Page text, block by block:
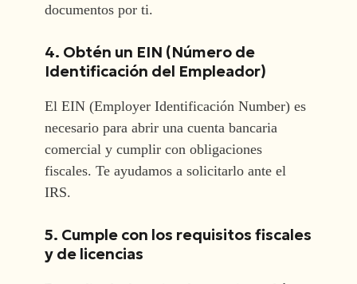
documentos por ti.
4. Obtén un EIN (Número de
Identificación del Empleador)
El EIN (Employer Identificación Number) es
necesario para abrir una cuenta bancaria
comercial y cumplir con obligaciones
fiscales. Te ayudamos a solicitarlo ante el
IRS.
5. Cumple con los requisitos fiscales
y de licencias